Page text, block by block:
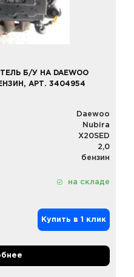
Б/У НА DAEWOO
АРТ. 3404954
Daewoo
Nubira
X20SED
2,0
бензин
на складе
Купить в 1 клик